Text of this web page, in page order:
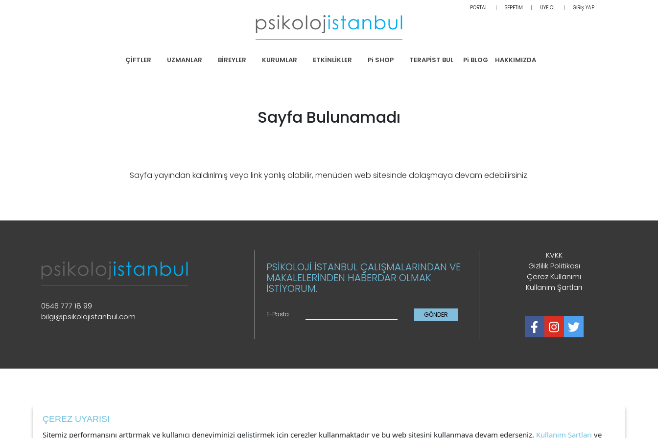
PORTAL SEPETİM ÜYE OL GİRİŞ YAP
ÇİFTLER UZMANLAR BİREYLER KURUMLAR ETKİNLİKLER Pi SHOP TERAPİST BUL Pi BLOG HAKKIMIZDA
Sayfa Bulunamadı
Sayfa yayından kaldırılmış veya link yanlış olabilir, menüden web sitesinde dolaşmaya devam edebilirsiniz.
0546 777 18 99
bilgi@psikolojistanbul.com
PSİKOLOJİ İSTANBUL ÇALIŞMALARINDAN VE
MAKALELERİNDEN HABERDAR OLMAK
İSTİYORUM.
E-Posta GÖNDER
KVKK
Gizlilik Politikası
Çerez Kullanımı
Kullanım Şartları
ÇEREZ UYARISI
Sitemiz performansını arttırmak ve kullanıcı deneyiminizi geliştirmek için çerezler kullanmaktadır ve bu web sitesini kullanmaya devam ederseniz, Kullanım Şartları ve